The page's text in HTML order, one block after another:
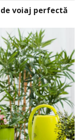
voiaj perfectă